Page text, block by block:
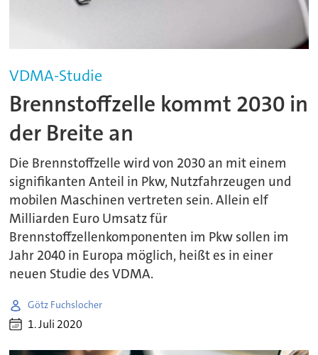
VDMA-Studie
Brennstoffzelle kommt 2030 in
der Breite an
Die Brennstoffzelle wird von 2030 an mit einem
signifikanten Anteil in Pkw, Nutzfahrzeugen und
mobilen Maschinen vertreten sein. Allein elf
Milliarden Euro Umsatz für
Brennstoffzellenkomponenten im Pkw sollen im
Jahr 2040 in Europa möglich, heißt es in einer
neuen Studie des VDMA.
Götz Fuchslocher
1. Juli 2020